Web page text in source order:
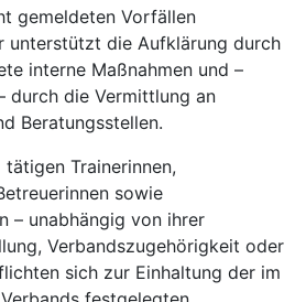
gemeldeten Vorfällen
unterstützt die Aufklärung durch
interne Maßnahmen und –
durch die Vermittlung an
Beratungsstellen.
Trainerinnen,
sowie
– unabhängig von ihrer
Verbandszugehörigkeit oder
sich zur Einhaltung der im